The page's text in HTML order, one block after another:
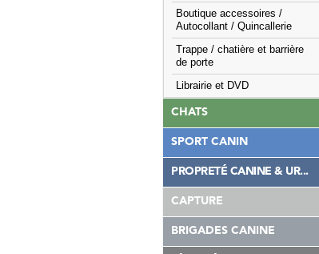
Boutique accessoires /
Autocollant / Quincallerie
Trappe / chatière et barrière
de porte
Librairie et DVD
CHATS
SPORT CANIN
PROPRETÉ CANINE & UR...
CAPTURE
BRIGADES CANINE